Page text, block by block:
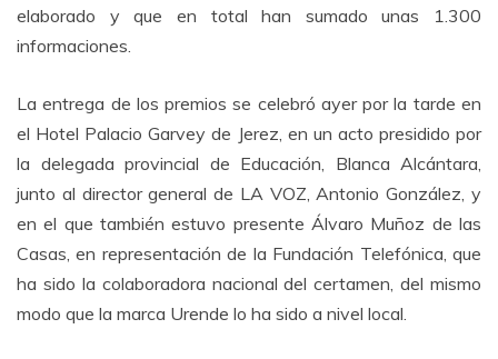
elaborado y que en total han sumado unas 1.300
informaciones.
La entrega de los premios se celebró ayer por la tarde en
el Hotel Palacio Garvey de Jerez, en un acto presidido por
la delegada provincial de Educación, Blanca Alcántara,
junto al director general de LA VOZ, Antonio González, y
en el que también estuvo presente Álvaro Muñoz de las
Casas, en representación de la Fundación Telefónica, que
ha sido la colaboradora nacional del certamen, del mismo
modo que la marca Urende lo ha sido a nivel local.